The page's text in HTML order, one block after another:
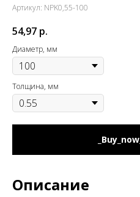
Артикул: NPK0,55-100
54,97 р.
Диаметр, мм
Толщина, мм
_Buy_now_
Описание